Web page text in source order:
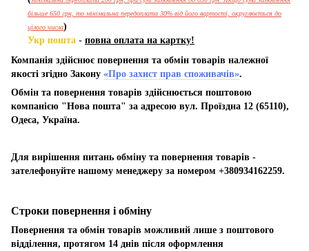
більше 650 грн, то мінімальна передоплата 30% від його вартості, округлюється до
цілого числа)
Укр пошта - повна оплата на картку!
Компанія здійснює повернення та обмін товарів належної
якості згідно Закону «Про захист прав споживачів».
Обмін та повернення товарів здійснюється поштовою
компанією "Нова пошта" за адресою вул. Проїздна 12 (65110),
Одеса, Україна.
Для вирішення питань обміну та повернення товарів -
зателефонуйте нашому менеджеру за номером +380934162259.
Строки повернення і обміну
Повернення та обмін товарів можливий лише з поштового
відділення, протягом 14 днів після оформлення